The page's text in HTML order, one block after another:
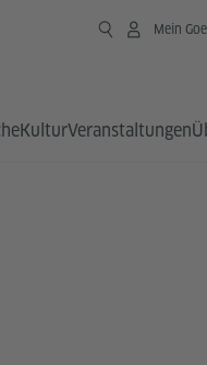
Mein
KulturVeranstaltungen